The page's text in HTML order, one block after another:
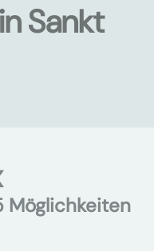
Sankt
Möglichkeiten